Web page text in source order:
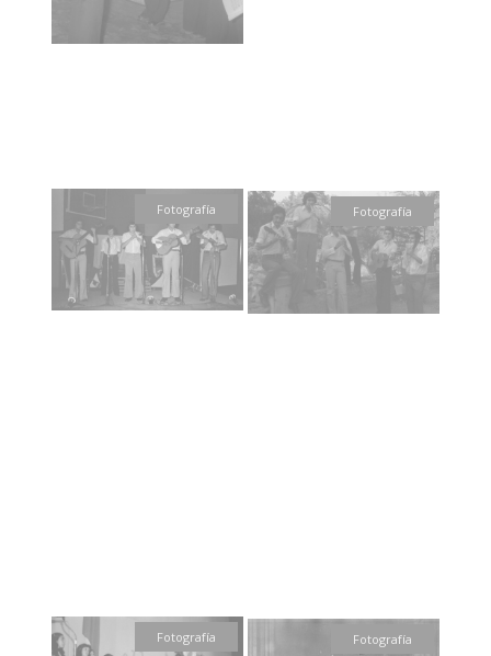
Fotografía Fotografía
Fotografía Fotografía